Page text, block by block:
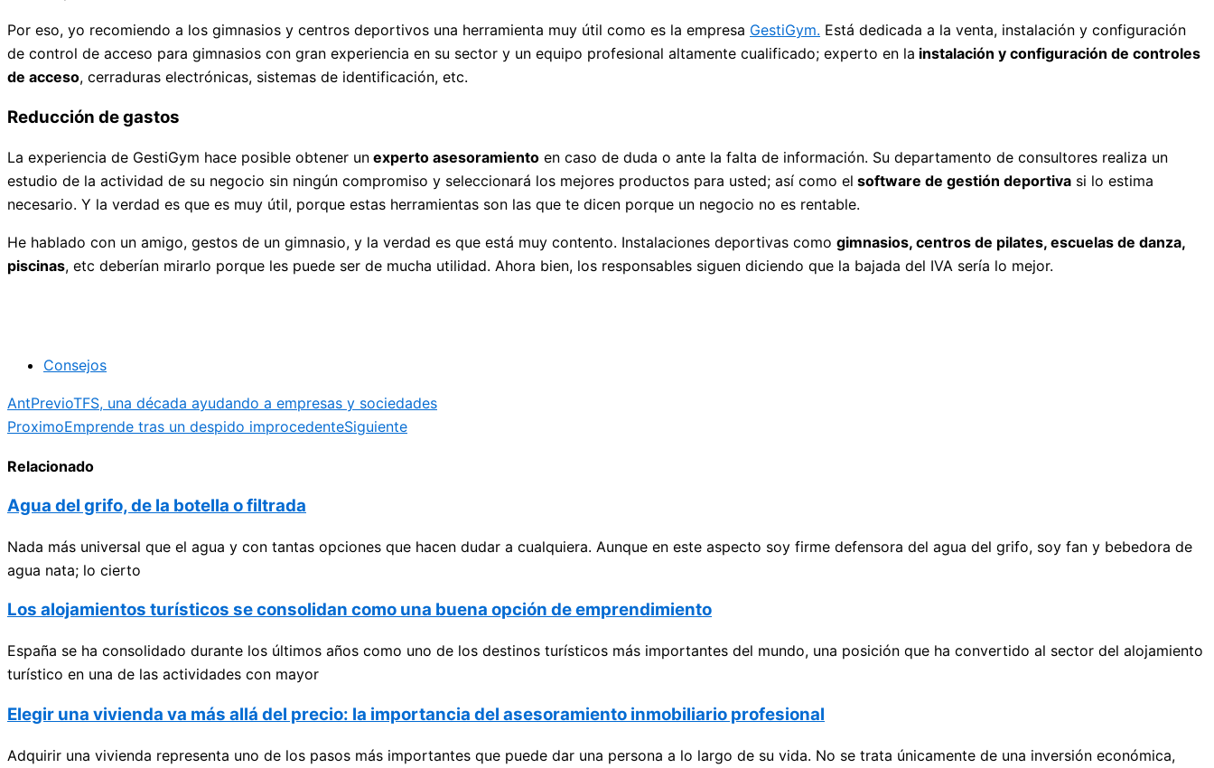
Por eso, yo recomiendo a los gimnasios y centros deportivos una herramienta muy útil como es la empresa GestiGym. Está dedicada a la venta, instalación y configuración
de control de acceso para gimnasios con gran experiencia en su sector y un equipo profesional altamente cualificado; experto en la instalación y configuración de controles
de acceso, cerraduras electrónicas, sistemas de identificación, etc.
Reducción de gastos
La experiencia de GestiGym hace posible obtener un experto asesoramiento en caso de duda o ante la falta de información. Su departamento de consultores realiza un
estudio de la actividad de su negocio sin ningún compromiso y seleccionará los mejores productos para usted; así como el software de gestión deportiva si lo estima
necesario. Y la verdad es que es muy útil, porque estas herramientas son las que te dicen porque un negocio no es rentable.
He hablado con un amigo, gestos de un gimnasio, y la verdad es que está muy contento. Instalaciones deportivas como gimnasios, centros de pilates, escuelas de danza,
piscinas, etc deberían mirarlo porque les puede ser de mucha utilidad. Ahora bien, los responsables siguen diciendo que la bajada del IVA sería lo mejor.
Consejos
AntPrevioTFS, una década ayudando a empresas y sociedades
ProximoEmprende tras un despido improcedenteSiguiente
Relacionado
Agua del grifo, de la botella o filtrada
Nada más universal que el agua y con tantas opciones que hacen dudar a cualquiera. Aunque en este aspecto soy firme defensora del agua del grifo, soy fan y bebedora de
agua nata; lo cierto
Los alojamientos turísticos se consolidan como una buena opción de emprendimiento
España se ha consolidado durante los últimos años como uno de los destinos turísticos más importantes del mundo, una posición que ha convertido al sector del alojamiento
turístico en una de las actividades con mayor
Elegir una vivienda va más allá del precio: la importancia del asesoramiento inmobiliario profesional
Adquirir una vivienda representa uno de los pasos más importantes que puede dar una persona a lo largo de su vida. No se trata únicamente de una inversión económica,